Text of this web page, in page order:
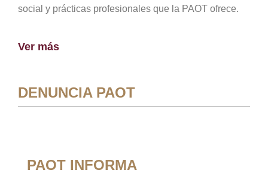
social y prácticas profesionales que la PAOT ofrece.
Ver más
DENUNCIA PAOT
PAOT INFORMA